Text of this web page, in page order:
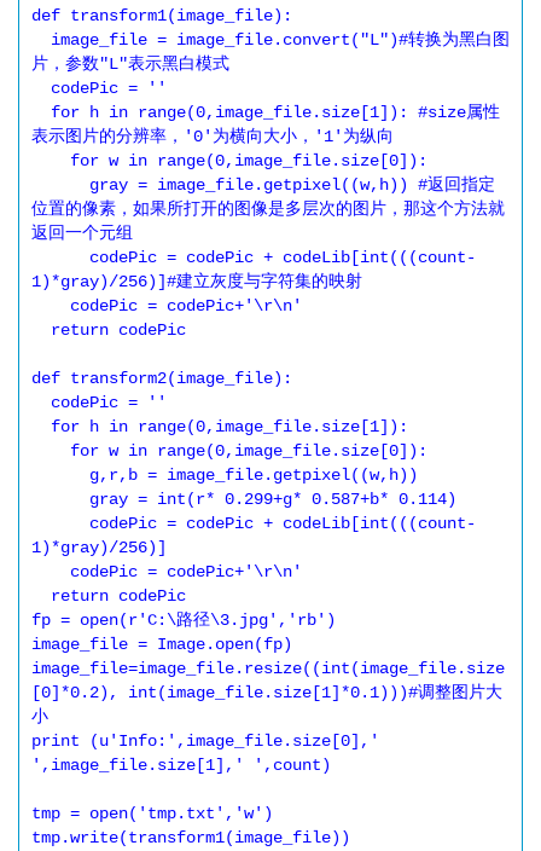
def transform1(image_file):
片，参数"L"表示黑白模式
表示图片的分辨率，'0'为横向大小，'1'为纵向
位置的像素，如果所打开的图像是多层次的图片，那这个方法就
返回一个元组
1)*gray)/256)]#建立灰度与字符集的映射
def transform2(image_file):
1)*gray)/256)]
fp = open(r'C:\路径\3.jpg','rb')
image_file = Image.open(fp)
image_file=image_file.resize((int(image_file.size
[0]*0.2), int(image_file.size[1]*0.1)))#调整图片大
小
print (u'Info:',image_file.size[0],'
',image_file.size[1],' ',count)
tmp = open('tmp.txt','w')
tmp.write(transform1(image_file))